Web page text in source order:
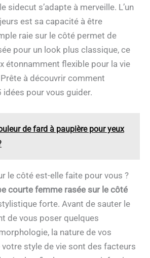
sidecut s’adapte à merveille. L’un
est sa capacité à être
raie sur le côté permet de
pour un look plus classique, ce
étonnamment flexible pour la vie
à découvrir comment
idées pour vous guider.
de fard à paupière pour yeux
le côté est-elle faite pour vous ?
courte femme rasée sur le côté
forte. Avant de sauter le
de vous poser quelques
la nature de vos
style de vie sont des facteurs